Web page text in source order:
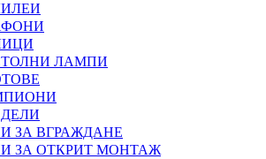
ЛАМПИ
ЗА ВГРАЖДАНЕ
ЗА ОТКРИТ МОНТАЖ